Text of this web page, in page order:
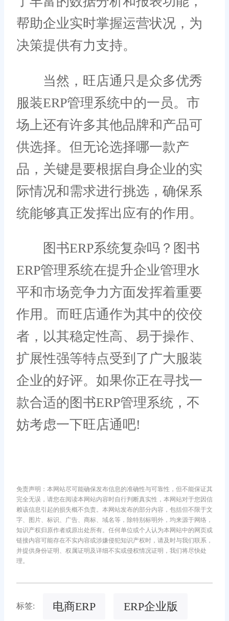
帮助企业实时掌握运营状况，为
决策提供有力支持。
当然，旺店通只是众多优秀
服装ERP管理系统中的一员。市
场上还有许多其他品牌和产品可
供选择。但无论选择哪一款产
品，关键是要根据自身企业的实
际情况和需求进行挑选，确保系
统能够真正发挥出应有的作用。
图书ERP系统复杂吗？图书
ERP管理系统在提升企业管理水
平和市场竞争力方面发挥着重要
作用。而旺店通作为其中的佼佼
者，以其稳定性高、易于操作、
扩展性强等特点受到了广大服装
企业的好评。如果你正在寻找一
款合适的图书ERP管理系统，不
妨考虑一下旺店通吧!
免责声明：本网站尽可能确保发布信息的准确性与可靠性，但不能保证其
完全无误，请您在阅读本网站内容时自行判断真实性，本网站对于您因信
赖该信息引起的损失概不负责。本网站发布的部分内容，包括但不限于文
字、图片、标识、广告、商标、域名等，除特别标明外，均来源于网络，
知识产权归原作者或原出处所有。任何单位或个人认为本网站中的网页或
链接内容可能存在不实内容或涉嫌侵犯知识产权时，请及时与我们联系，
并提供身份证明、权属证明及详细不实或侵权情况证明，我们将尽快处
理。
标签: 电商ERP ERP企业版